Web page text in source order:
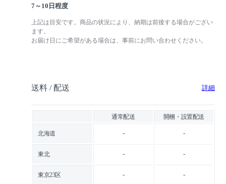
7～10日程度
上記は目安です。商品の状況により、納期は前後する場合がござい
ます。
お届け日にご希望がある場合は、事前にお問い合わせください。
送料 / 配送 詳細
通常配送 開梱・設置配送
北海道 - -
東北 - -
東京23区 - -